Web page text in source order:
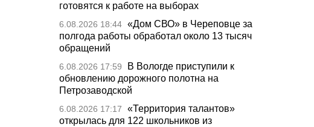
готовятся к работе на выборах
6.08.2026 18:44 «Дом СВО» в Череповце за
полгода работы обработал около 13 тысяч
обращений
6.08.2026 17:59
В Вологде приступили к
обновлению дорожного полотна на
Петрозаводской
6.08.2026 17:17
«Территория талантов»
открылась для 122 школьников из